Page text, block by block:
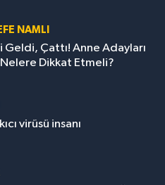
NAMLI
Geldi, Çattı! Anne Adayları
Dikkat Etmeli?
virüsü insanı